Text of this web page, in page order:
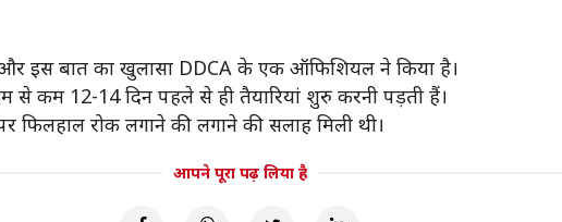
और इस बात का खुलासा DDCA के एक ऑफिशियल ने किया है।
कम 12-14 दिन पहले से ही तैयारियां शुरु करनी पड़ती हैं।
फिलहाल रोक लगाने की लगाने की सलाह मिली थी।
आपने पूरा पढ़ लिया है